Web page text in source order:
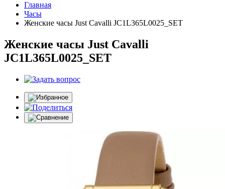
Главная
Часы
Женские часы Just Cavalli JC1L365L0025_SET
Женские часы Just Cavalli
JC1L365L0025_SET